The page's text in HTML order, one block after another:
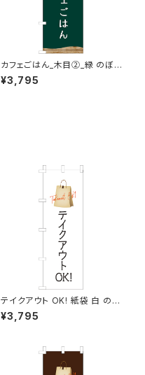
カフェごはん_木目②_緑 のぼり
旗
¥3,795
テイクアウト OK! 紙袋 白 のぼ
り旗
¥3,795